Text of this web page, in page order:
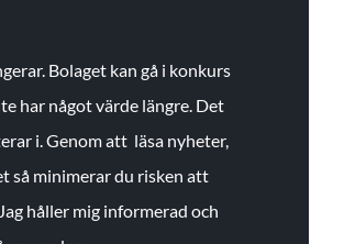
Bolaget kan gå i konkurs
har något värde längre. Det
i. Genom att läsa nyheter,
så minimerar du risken att
håller mig informerad och